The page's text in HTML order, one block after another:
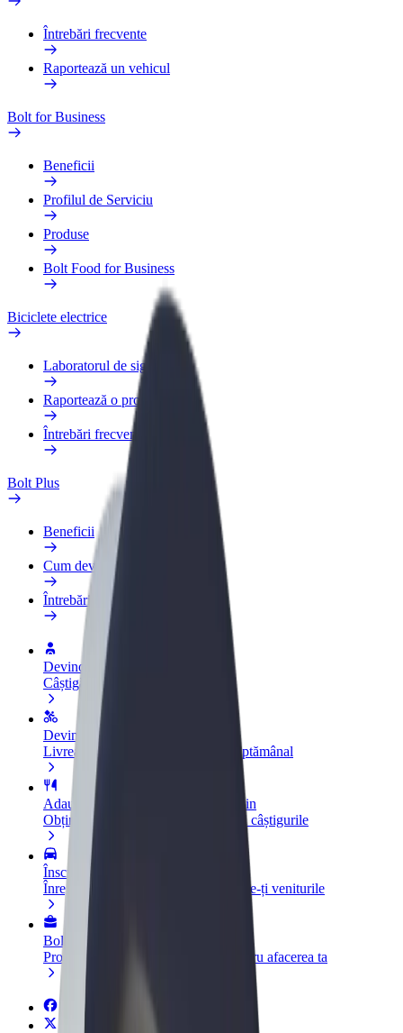
Întrebări frecvente
Raportează un vehicul
Bolt for Business
Beneficii
Profilul de Serviciu
Produse
Bolt Food for Business
Biciclete electrice
Laboratorul de siguranță
Raportează o problemă
Întrebări frecvente
Bolt Plus
Beneficii
Cum devii membru
Întrebări frecvente
Devino șofer
Câștigă bani după propriile reguli
Devino curier
Livrează mâncare și câștigă bani săptămânal
Adaugă un restaurant sau un magazin
Obține mai mulți clienți și mărește-ți câștigurile
Înscrie-te ca administrator de flotă
Înregistrează-ți flota la Bolt și mărește-ți veniturile
Bolt for Business
Produse și servicii Bolt adaptate pentru afacerea ta